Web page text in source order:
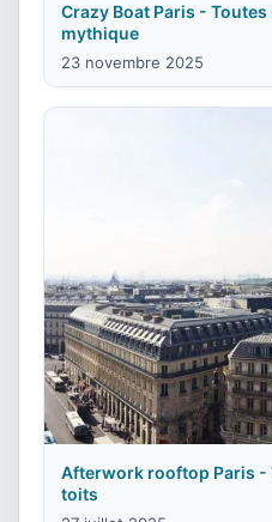
Crazy Boat Paris -
mythique
23 novembre 2025
Afterwork rooftop Paris -
toits